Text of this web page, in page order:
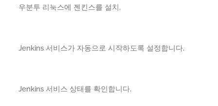
우분투 리눅스에 젠킨스를 설치.
Jenkins 서비스가 자동으로 시작하도록 설정합니다.
Jenkins 서비스 상태를 확인합니다.